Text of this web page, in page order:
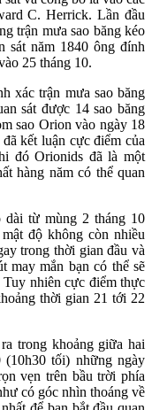
C. Herrick. Lần đầu
trận mưa sao băng kéo
sát năm 1840 ông đính
25 tháng 10.
xác trận mưa sao băng
sát được 14 sao băng
sao Orion vào ngày 18
kết luận cực điểm của
đó Orionids đã là một
hàng năm có thể quan
dài từ mùng 2 tháng 10
độ không còn nhiều
trong thời gian đầu và
may mắn bạn có thể sẽ
nhiên cực điểm thực
thời gian 21 tới 22
trong khoảng giữa hai
tối) những ngày
vẹn trên bầu trời phía
có góc nhìn thoáng về